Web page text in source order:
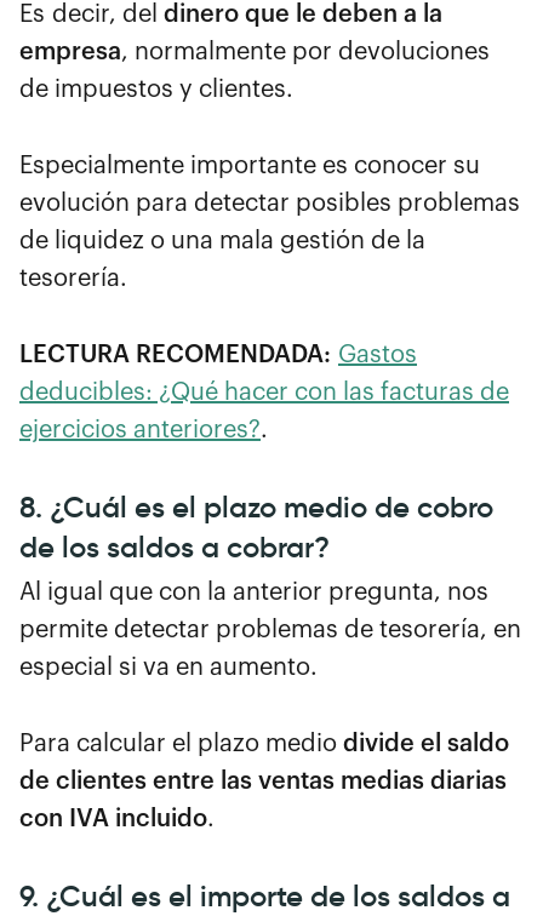
Es decir, del dinero que le deben a la
empresa, normalmente por devoluciones
de impuestos y clientes.
Especialmente importante es conocer su
evolución para detectar posibles problemas
de liquidez o una mala gestión de la
tesorería.
LECTURA RECOMENDADA: Gastos
deducibles: ¿Qué hacer con las facturas de
ejercicios anteriores?.
8. ¿Cuál es el plazo medio de cobro
de los saldos a cobrar?
Al igual que con la anterior pregunta, nos
permite detectar problemas de tesorería, en
especial si va en aumento.
Para calcular el plazo medio divide el saldo
de clientes entre las ventas medias diarias
con IVA incluido.
9. ¿Cuál es el importe de los saldos a